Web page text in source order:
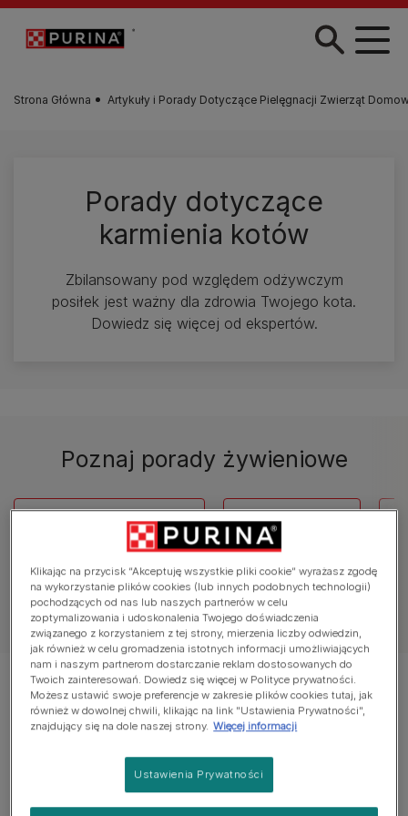
Przejdź do treści
Strona Główna Artykuły i Porady Dotyczące Pielęgnacji Zwierząt
Porady dotyczące
karmienia kotów
Zbilansowany pod względem odżywczym
posiłek jest ważny dla zdrowia Twojego kota.
Dowiedz się więcej od ekspertów.
Poznaj porady żywieniowe
Poradniki żywieniowe Co jedzą koty
Zobacz wszystkie artykuły o kotach
Wyświetlanie 12 z 24 artykułów
Popularne artykuły
Przewodniki po karmieniu kota
Klikając na przycisk “Akceptuję wszystkie pliki cookie” wyrażasz zgodę
na wykorzystanie plików cookies (lub innych podobnych technologii)
pochodzących od nas lub naszych partnerów w celu
zoptymalizowania i udoskonalenia Twojego doświadczenia
związanego z korzystaniem z tej strony, mierzenia liczby odwiedzin,
jak również w celu gromadzenia istotnych informacji umożliwiających
nam i naszym partnerom dostarczanie reklam dostosowanych do
Twoich zainteresowań. Dowiedz się więcej w Polityce prywatności.
Możesz ustawić swoje preferencje w zakresie plików cookies tutaj, jak
również w dowolnej chwili, klikając na link "Ustawienia Prywatności",
znajdujący się na dole naszej strony. Więcej informacji
Ustawienia Prywatności